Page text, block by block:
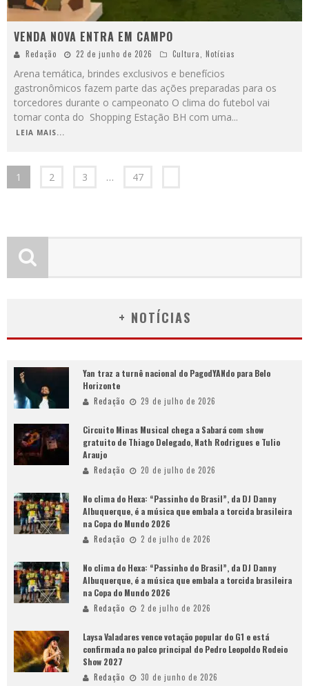
VENDA NOVA ENTRA EM CAMPO
Redação 22 de junho de 2026 Cultura, Notícias
Arena temática, brindes exclusivos e benefícios
gastronômicos fazem parte das ações preparadas para os
torcedores durante o campeonato O clima do futebol vai
tomar conta do Shopping Estação BH com uma...
LEIA MAIS...
1 2 3 … 47
+ NOTÍCIAS
Yan traz a turnê nacional do PagodYANdo para Belo
Horizonte
Redação 29 de julho de 2026
Circuito Minas Musical chega a Sabará com show
gratuito de Thiago Delegado, Nath Rodrigues e Tulio
Araujo
Redação 20 de julho de 2026
No clima do Hexa: “Passinho do Brasil”, da DJ Danny
Albuquerque, é a música que embala a torcida brasileira
na Copa do Mundo 2026
Redação 2 de julho de 2026
No clima do Hexa: “Passinho do Brasil”, da DJ Danny
Albuquerque, é a música que embala a torcida brasileira
na Copa do Mundo 2026
Redação 2 de julho de 2026
Laysa Valadares vence votação popular do G1 e está
confirmada no palco principal do Pedro Leopoldo Rodeio
Show 2027
Redação 30 de junho de 2026